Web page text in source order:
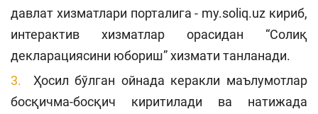
давлат хизматлари порталига - my.soliq.uz кириб,
интерактив хизматлар орасидан “Солиқ
декларациясини юбориш” хизмати танланади.
Ҳосил бўлган ойнада керакли маълумотлар
босқичма-босқич киритилади ва натижада